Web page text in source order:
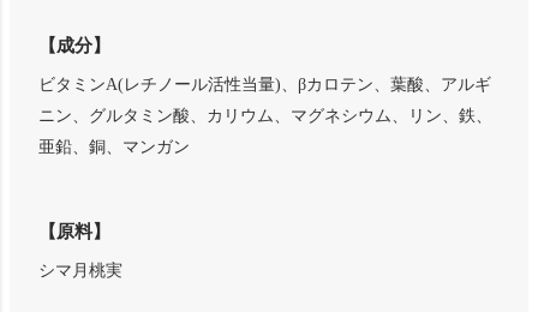
【成分】
ビタミンA(レチノール活性当量)、βカロテン、葉酸、アルギ
ニン、グルタミン酸、カリウム、マグネシウム、リン、鉄、
亜鉛、銅、マンガン
【原料】
シマ月桃実